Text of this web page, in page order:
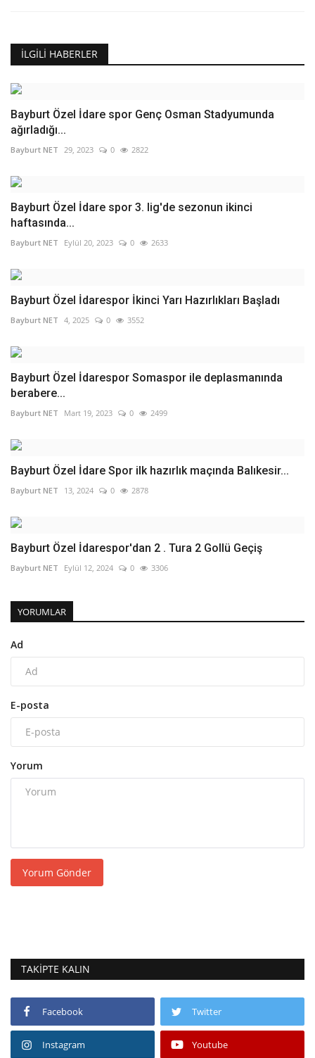
İLGILI HABERLER
Bayburt Özel İdare spor Genç Osman Stadyumunda
ağırladığı...
Bayburt NET 29, 2023 0 2822
Bayburt Özel İdare spor 3. lig'de sezonun ikinci
haftasında...
Bayburt NET Eylül 20, 2023 0 2633
Bayburt Özel İdarespor İkinci Yarı Hazırlıkları Başladı
Bayburt NET 4, 2025 0 3552
Bayburt Özel İdarespor Somaspor ile deplasmanında
berabere...
Bayburt NET Mart 19, 2023 0 2499
Bayburt Özel İdare Spor ilk hazırlık maçında Balıkesir...
Bayburt NET 13, 2024 0 2878
Bayburt Özel İdarespor'dan 2 . Tura 2 Gollü Geçiş
Bayburt NET Eylül 12, 2024 0 3306
YORUMLAR
Ad
E-posta
Yorum
Yorum Gönder
TAKIPTE KALIN
Facebook Twitter
Instagram Youtube